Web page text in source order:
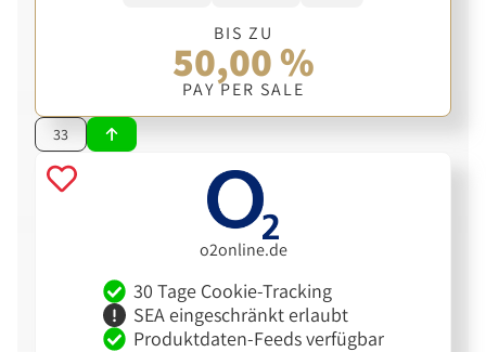
BIS ZU
50,00 %
PAY PER SALE
33
o2online.de
30 Tage Cookie-Tracking
SEA eingeschränkt erlaubt
Produktdaten-Feeds verfügbar